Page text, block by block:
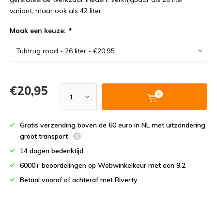
variant, maar ook als 42 liter.
Maak een keuze: *
€20,95
Gratis verzending boven de 60 euro in NL met uitzondering
groot transport
14 dagen bedenktijd
6000+ beoordelingen op Webwinkelkeur met een 9,2
Betaal vooraf of achteraf met Riverty